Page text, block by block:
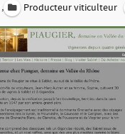
, Producteur viticulteur